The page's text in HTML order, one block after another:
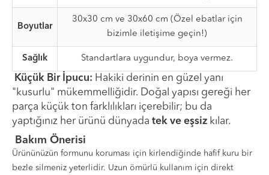
Boyutlar
30x30 cm ve 30x60 cm (Özel ebatlar için
bizimle iletişime geçin!)
Sağlık Standartlara uygundur, boya vermez.
Küçük Bir İpucu: Hakiki derinin en güzel yanı
"kusurlu" mükemmelliğidir. Doğal yapısı gereği her
parça küçük ton farklılıkları içerebilir; bu da
yaptığınız her ürünü dünyada tek ve eşsiz kılar.
Bakım Önerisi
Ürününüzün formunu koruması için kirlendiğinde hafif kuru bir
bezle silmeniz yeterlidir. Uzun ömürlü kullanım için direkt